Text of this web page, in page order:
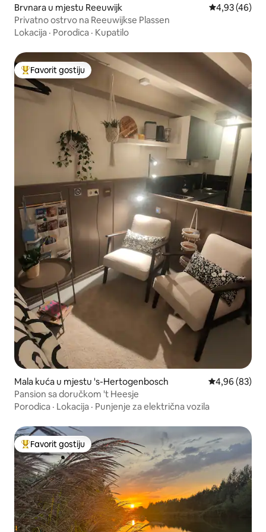
Brvnara u mjestu Reeuwijk Prosječna
4,93 (46)
Privatno ostrvo na Reeuwijkse Plassen
Lokacija · Porodica · Kupatilo
Glavni favorit gostiju
Favorit gostiju
Mala kuća u mjestu 's-Hertogenbosch Prosječna
4,96 (83)
Pansion sa doručkom 't Heesje
Porodica · Lokacija · Punjenje za električna vozila
Glavni favorit gostiju
Favorit gostiju